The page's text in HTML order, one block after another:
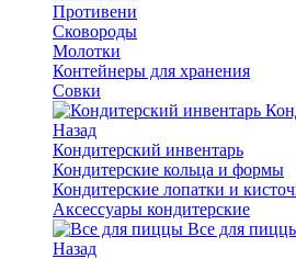
Противени
Сковороды
Молотки
Контейнеры для хранения
Совки
Назад
Кондитерский инвентарь
Кондитерские кольца и формы
Кондитерские лопатки и
Аксессуары кондитерские
Все для
Назад